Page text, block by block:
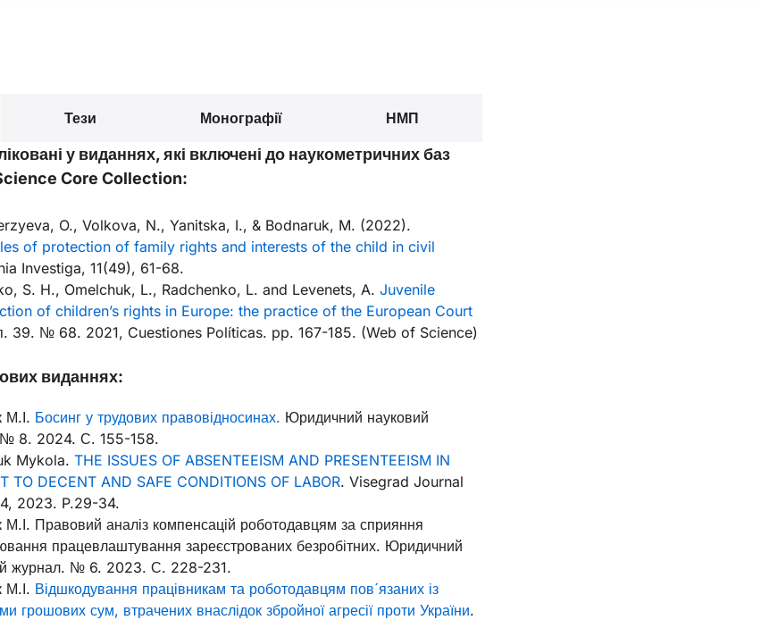
Тези Монографії НМП
у виданнях, які включені до наукометричних баз
Core Collection:
O., Volkova, N., Yanitska, I., & Bodnaruk, M. (2022).
of protection of family rights and interests of the child in civil
Investiga, 11(49), 61-68.
S. H., Omelchuk, L., Radchenko, L. and Levenets, A. Juvenile
of children’s rights in Europe: the practice of the European Court
39. № 68. 2021, Cuestiones Políticas. pp. 167-185. (Web of Science)
виданнях:
М.І. Босинг у трудових правовідносинах. Юридичний науковий
8. 2024. С. 155-158.
Mykola. THE ISSUES OF ABSENTEEISM AND PRESENTEEISM IN
TO DECENT AND SAFE CONDITIONS OF LABOR. Visegrad Journal
2023. P.29-34.
Правовий аналіз компенсацій роботодавцям за сприяння
працевлаштування зареєстрованих безробітних. Юридичний
журнал. № 6. 2023. С. 228-231.
М.І. Відшкодування працівникам та роботодавцям пов´язаних із
грошових сум, втрачених внаслідок збройної агресії проти України.